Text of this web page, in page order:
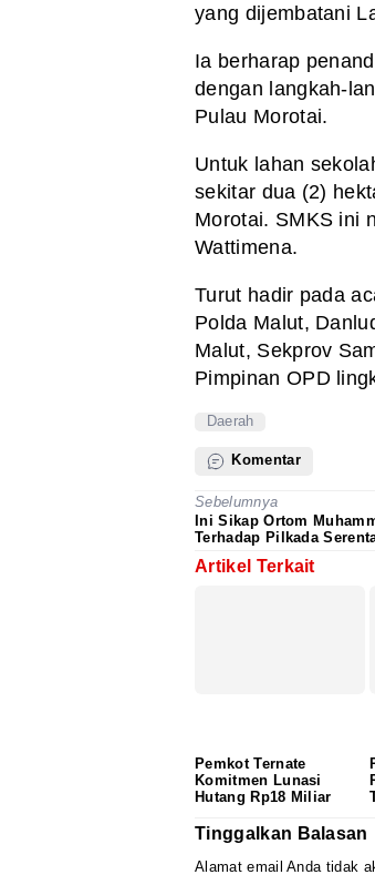
yang dijembatani
Ia berharap
dengan langkah-
Pulau Morotai.
Untuk lahan
sekitar dua (2)
Morotai. SMKS ini
Wattimena.
Turut hadir pada
Polda Malut,
Malut, Sekprov
Pimpinan OPD
Daerah
Komentar
Sebelumnya
Ini Sikap Ortom
Terhadap Pilkada
Artikel Terkait
Pemkot Ternate
Komitmen Lunasi
Hutang Rp18 Miliar
Tinggalkan Balasan
Alamat email Anda tidak